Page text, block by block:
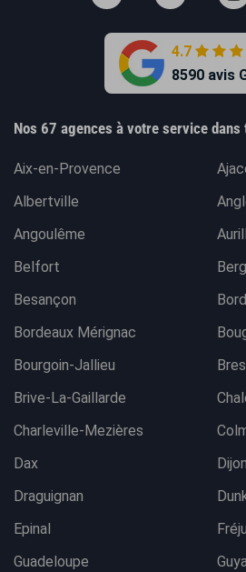
4.7
8590 avis
Nos 67 agences à votre service dans
Aix-en-Provence
Albertville
Angoulême
Belfort
Besançon
Bordeaux Mérignac
Bourgoin-Jallieu
Brive-La-Gaillarde
Charleville-Mezières
Dax
Dijon
Draguignan
Epinal
Guadeloupe